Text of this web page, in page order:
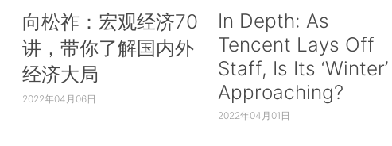
向松祚：宏观经济70
讲，带你了解国内外
经济大局
2022年04月06日
In Depth: As
Tencent Lays Off
Staff, Is Its ‘Winter’
Approaching?
2022年04月01日